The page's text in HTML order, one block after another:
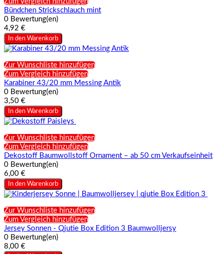
Bündchen Strickschlauch mint
0 Bewertung(en)
4,92 €
In den Warenkorb
Zur Wunschliste hinzufügen
Zum Vergleich hinzufügen
Karabiner 43/20 mm Messing Antik
0 Bewertung(en)
3,50 €
In den Warenkorb
Zur Wunschliste hinzufügen
Zum Vergleich hinzufügen
Dekostoff Baumwollstoff Ornament – ab 50 cm Verkaufseinheit
0 Bewertung(en)
6,00 €
In den Warenkorb
Zur Wunschliste hinzufügen
Zum Vergleich hinzufügen
Jersey Sonnen - Qjutie Box Edition 3 Baumwolljersy
0 Bewertung(en)
8,00 €